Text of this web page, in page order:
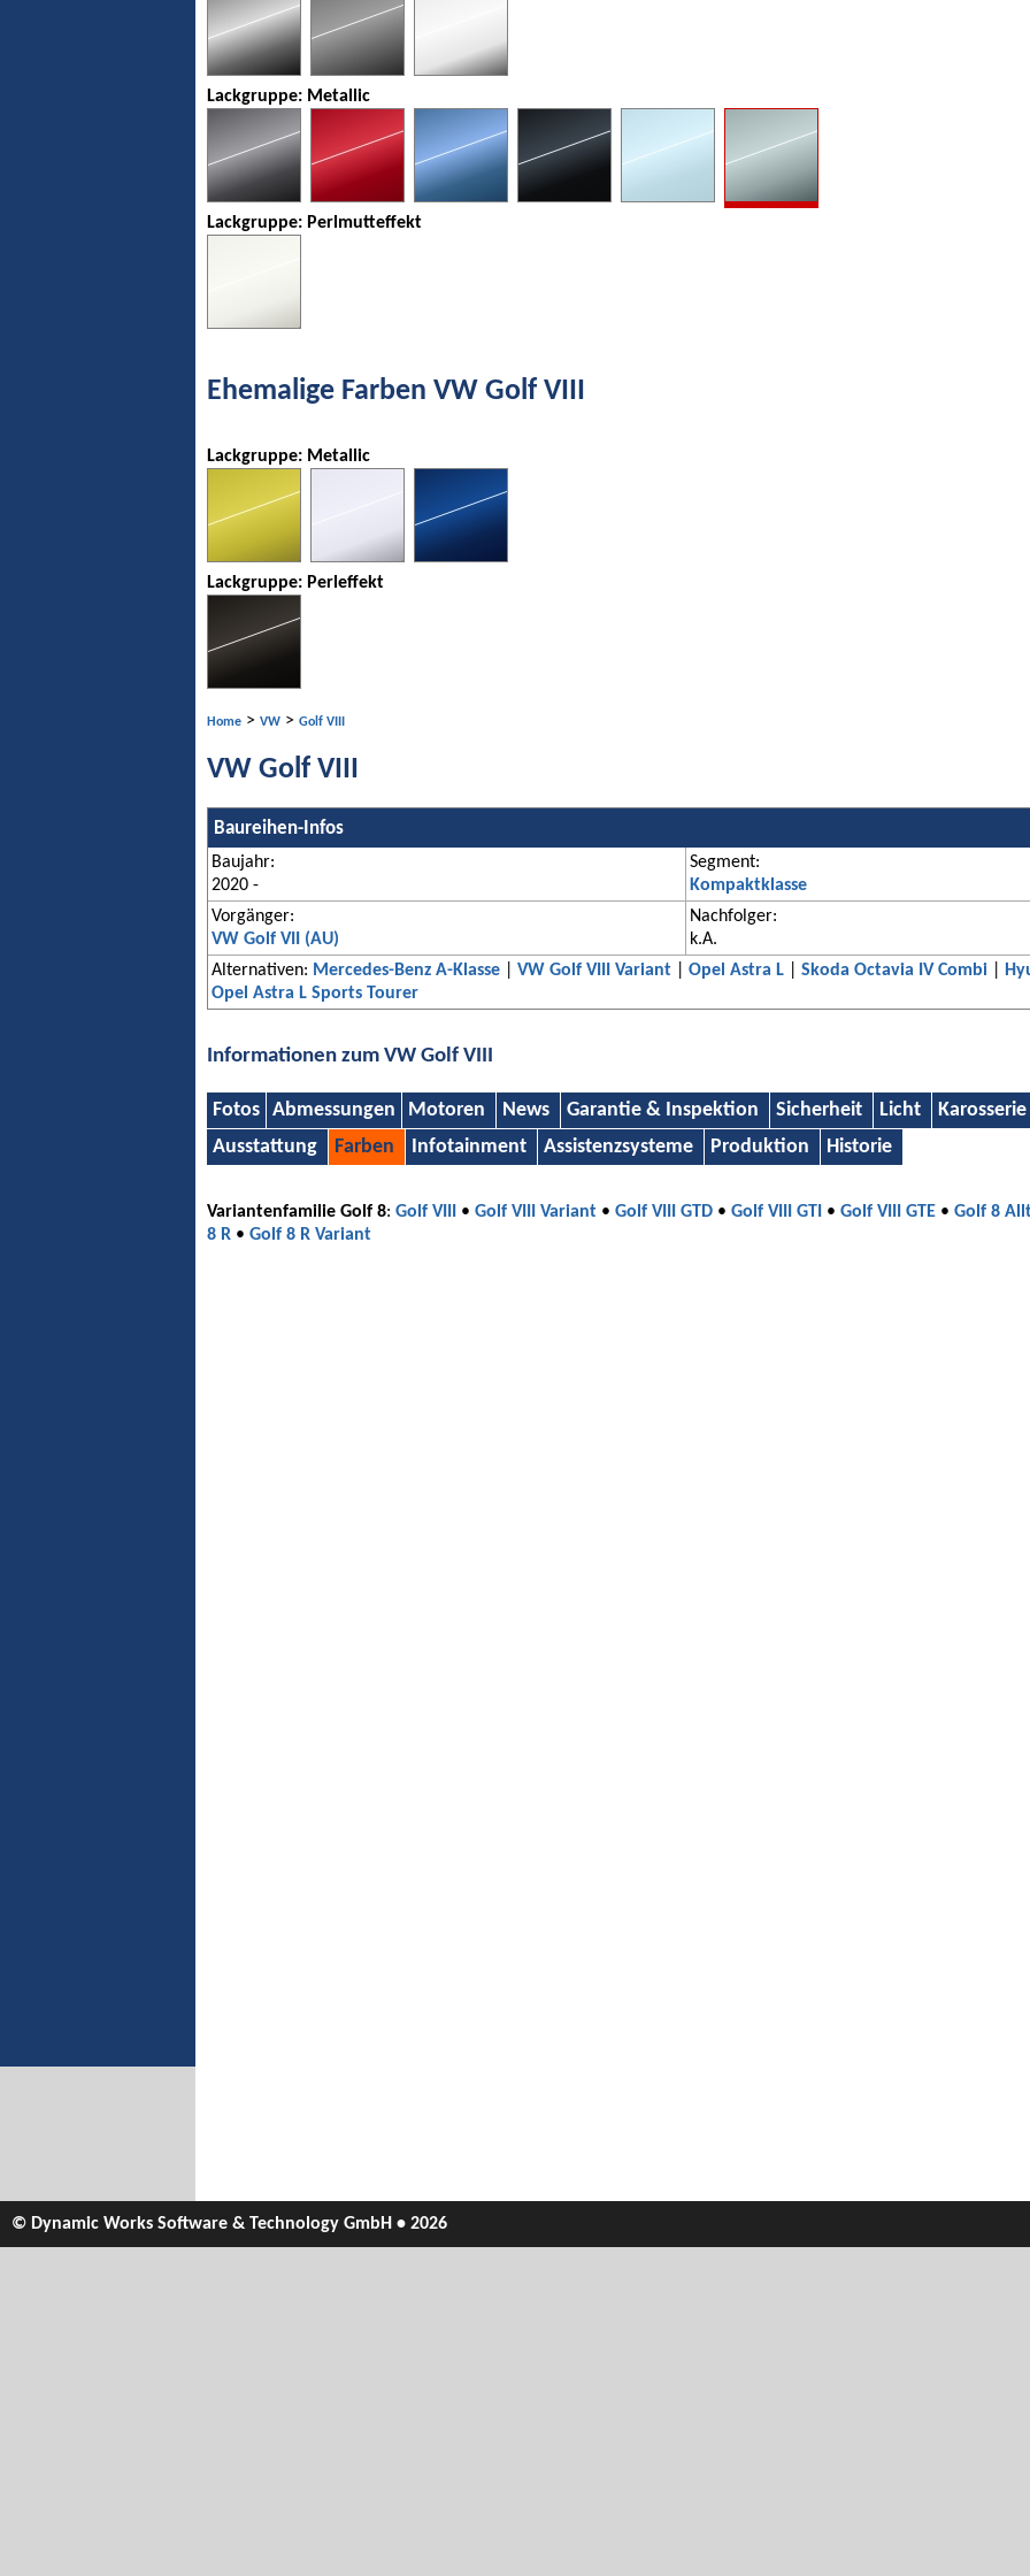
Lackgruppe: Metallic
Lackgruppe: Perlmutteffekt
Ehemalige Farben VW Golf VIII
Lackgruppe: Metallic
Lackgruppe: Perleffekt
Home > VW > Golf VIII
VW Golf VIII
Baureihen-Infos
Baujahr:
2020 -
Segment:
Kompaktklasse
Vorgänger:
VW Golf VII (AU)
Nachfolger:
k.A.
Alternativen: Mercedes-Benz A-Klasse VW Golf VIII Variant Opel Astra L Skoda Octavia IV Combi
Opel Astra L Sports Tourer
Informationen zum VW Golf VIII
Fotos Abmessungen Motoren News Garantie & Inspektion Sicherheit Licht Karosserie
Ausstattung
Farben Infotainment Assistenzsysteme Produktion Historie
Variantenfamilie Golf 8: Golf VIII • Golf VIII Variant • Golf VIII GTD • Golf VIII GTI • Golf VIII GTE • Golf 8
8 R • Golf 8 R Variant
© Dynamic Works Software & Technology GmbH • 2026